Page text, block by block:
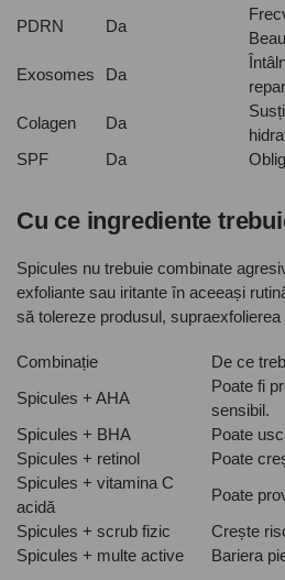
PDRN
Da
Exosomes
Da
Colagen
Da
SPF
Da
Cu ce ingrediente
Spicules nu trebuie combinate
exfoliante sau iritante în aceeași
să tolereze produsul, supraexfolierea
Combinație
De ce
Spicules + AHA
Poate fi
sensibil.
Spicules + BHA
Poate
Spicules + retinol
Poate
Spicules + vitamina C
acidă
Poate
Spicules + scrub fizic
Crește
Spicules + multe active
Bariera